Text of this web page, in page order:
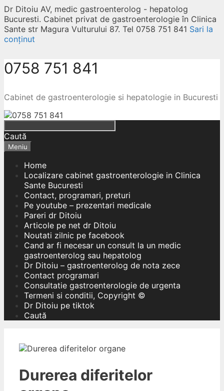
Dr Ditoiu AV, medic gastroenterolog - hepatolog
Bucuresti. Cabinet privat de gastroenterologie în Clinica
Sante str Magura Vulturului 87. Tel 0758 751 841 Sari la
conținut
0758 751 841
Cabinet de gastroenterologie si hepatologie in Bucuresti
Caută
Meniu
Home
Localizare cabinet gastroenterologie in Clinica
Sante Bucuresti
Contact, programari, preturi
Pe youtube – prezentari medicale
Pareri dr Ditoiu
Articole pe net dr Ditoiu
Noutati zilnic pe facebook
Cand ar fi necesar un consult la un medic
gastroenterolog sau hepatolog
Dr Ditoiu – gastroenterolog de nota zece
Contact programari
Consultatie gastroenterologie de urgenta
Termeni si conditii, Copyright ©
Dr Ditoiu pe tiktok
Caută
Durerea diferitelor